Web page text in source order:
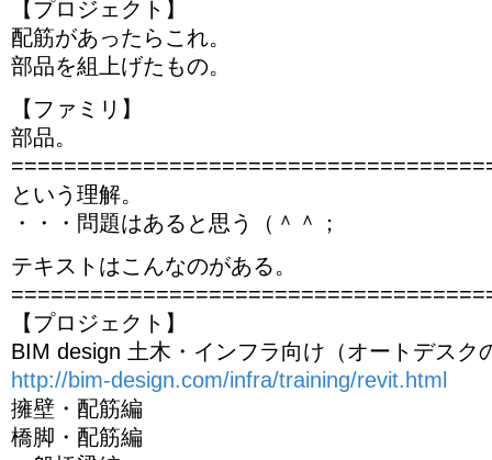
【プロジェクト】
配筋があったらこれ。
部品を組上げたもの。
【ファミリ】
部品。
という理解。
・・・問題はあると思う（＾＾；
テキストはこんなのがある。
【プロジェクト】
BIM design 土木・インフラ向け（オートデスク
http://bim-design.com/infra/training/revit.html
擁壁・配筋編
橋脚・配筋編